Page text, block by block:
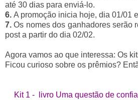
até 30 dias para enviá-lo.
6. A promoção inicia hoje, dia 01/01
7. Os nomes dos ganhadores serão
post a partir do dia 02/02.
Agora vamos ao que interessa: Os
Ficou curioso sobre os prêmios?
Kit 1 -  livro Uma questão de